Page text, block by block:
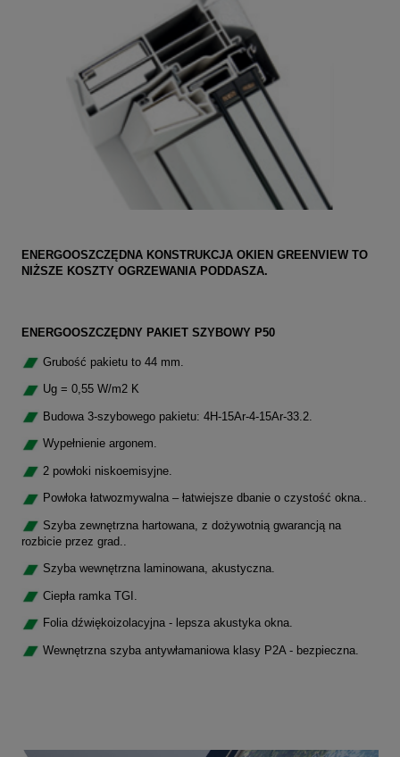
ENERGOOSZCZĘDNA KONSTRUKCJA OKIEN GREENVIEW TO
NIŻSZE KOSZTY OGRZEWANIA PODDASZA.
ENERGOOSZCZĘDNY PAKIET SZYBOWY P50
Grubość pakietu to 44 mm.
Ug = 0,55 W/m2 K
Budowa 3-szybowego pakietu: 4H-15Ar-4-15Ar-33.2.
Wypełnienie argonem.
2 powłoki niskoemisyjne.
Powłoka łatwozmywalna – łatwiejsze dbanie o czystość okna..
Szyba zewnętrzna hartowana, z dożywotnią gwarancją na
rozbicie przez grad..
Szyba wewnętrzna laminowana, akustyczna.
Ciepła ramka TGI.
Folia dźwiękoizolacyjna - lepsza akustyka okna.
Wewnętrzna szyba antywłamaniowa klasy P2A - bezpieczna.